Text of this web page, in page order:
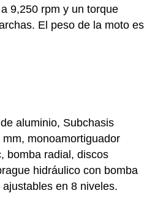
9,250 rpm y un torque
El peso de la moto es
aluminio, Subchasis
monoamortiguador
bomba radial, discos
hidráulico con bomba
en 8 niveles.